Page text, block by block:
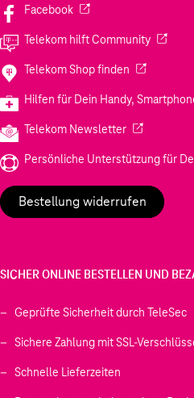
Facebook(Wird in einem neuen
Telekom hilft Community(Wird in
Telekom Shop finden (Wird in
Hilfen für Dein Handy,
Telekom Newsletter(Wird in
Persönliche Unterstützung für
Bestellung widerrufen
SICHER ONLINE BESTELLEN UND
Geprüfte Sicherheit durch TeleSec
Sichere Zahlung mit SSL-
Schnelle Lieferzeiten